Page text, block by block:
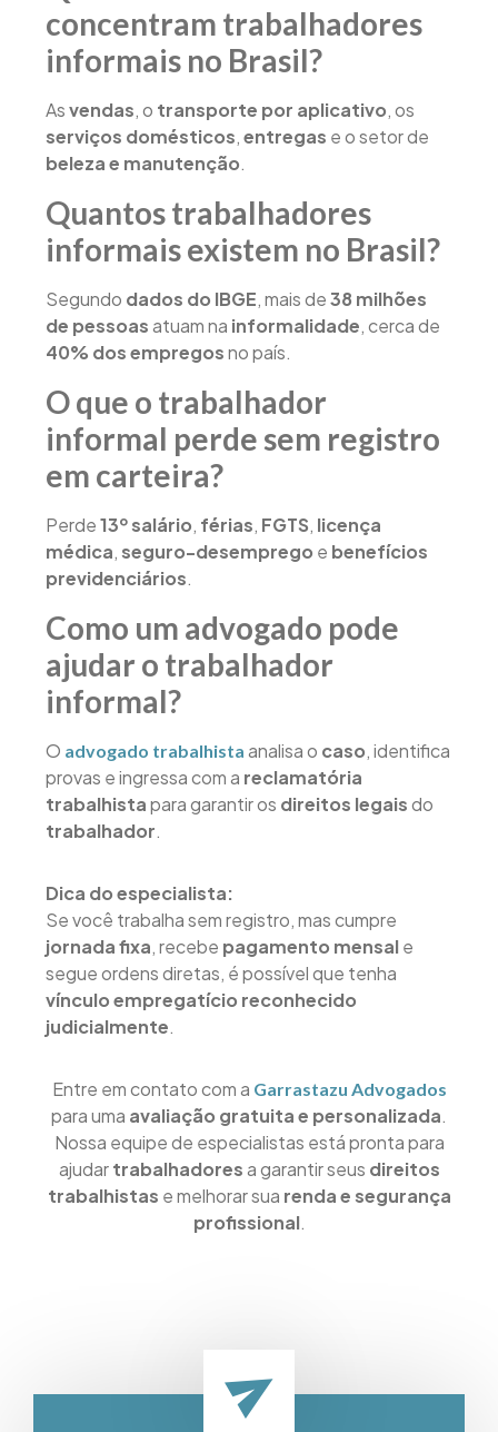
concentram trabalhadores
informais no Brasil?
Asvendas, o transporte por aplicativo, os
serviços domésticos,entregas e o setor de
beleza e manutenção.
Quantos trabalhadores
informais existem no Brasil?
Segundo dados do IBGE, mais de38 milhões
de pessoasatuam na informalidade, cerca de
40% dos empregosno país.
O que o trabalhador
informal perde sem registro
em carteira?
Perde13º salário, férias, FGTS, licença
médica,seguro-desemprego e benefícios
previdenciários.
Como um advogado pode
ajudar o trabalhador
informal?
O advogado trabalhista analisa o caso, identifica
provas e ingressa com a reclamatória
trabalhistapara garantir os direitos legaisdo
trabalhador.
Dica do especialista:
Se você trabalha sem registro, mas cumpre
jornada fixa, recebe pagamento mensale
segue ordens diretas, é possível que tenha
vínculo empregatício reconhecido
judicialmente.
Entre em contato com a Garrastazu Advogados
para uma avaliação gratuita e personalizada.
Nossa equipe de especialistas está pronta para
ajudartrabalhadoresa garantir seus direitos
trabalhistas e melhorar sua renda e segurança
profissional.